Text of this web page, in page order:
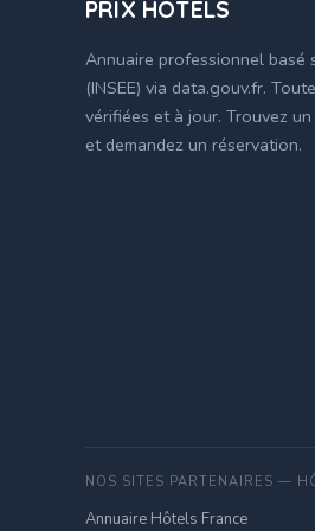
PRIX HÔTELS
Annuaire professionnel basé
(INSEE) via data.gouv.fr.
vérifiées et à jour. Trouvez
et demandez un réservation.
NOS SITES PARTENAIRES —
Annuaire Hôtels France